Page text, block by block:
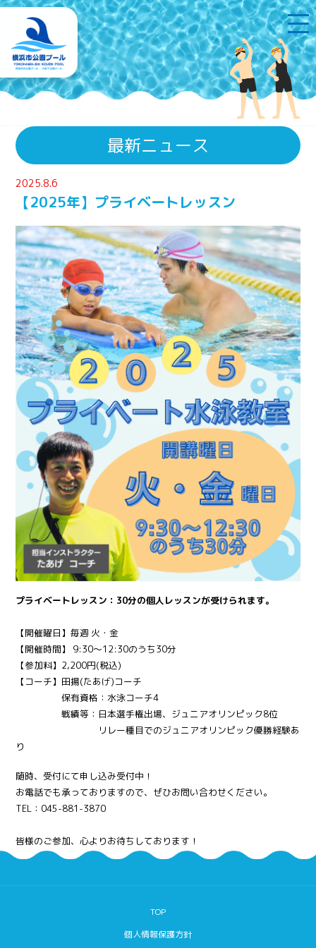
最新ニュース
2025.8.6
【2025年】プライベートレッスン
プライベートレッスン：30分の個人レッスンが受けられます。
【開催曜日】⁡毎週 火・金
【開催時間】 9:30～12:30のうち30分
【参加料】⁡2,200円(税込)
【コーチ】田揚(たあげ)コーチ
保有資格：水泳コーチ4
戦績等：日本選手権出場、ジュニアオリンピック8位
リレー種目でのジュニアオリンピック優勝経験あ
り
随時、受付にて申し込み受付中！
お電話でも承っておりますので、ぜひお問い合わせください。
TEL： 045-881-3870
皆様のご参加、心よりお待ちしております！
TOP
個人情報保護方針